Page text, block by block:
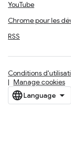
YouTube
Chrome pour les
RSS
Conditions
Manage cookies